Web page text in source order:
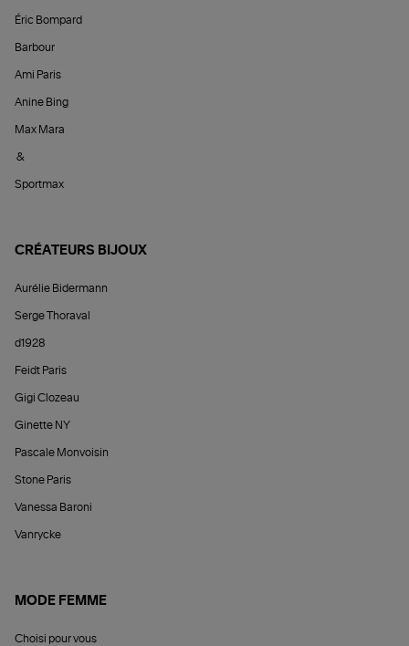
Éric Bompard
Barbour
Ami Paris
Anine Bing
Max Mara
&
Sportmax
CRÉATEURS BIJOUX
Aurélie Bidermann
Serge Thoraval
d1928
Feidt Paris
Gigi Clozeau
Ginette NY
Pascale Monvoisin
Stone Paris
Vanessa Baroni
Vanrycke
MODE FEMME
Choisi pour vous